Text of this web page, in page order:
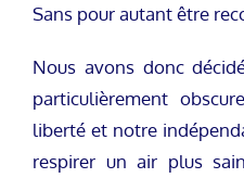
Sans pour autant être
Nous avons donc
particulièrement
liberté et notre
respirer un air plus